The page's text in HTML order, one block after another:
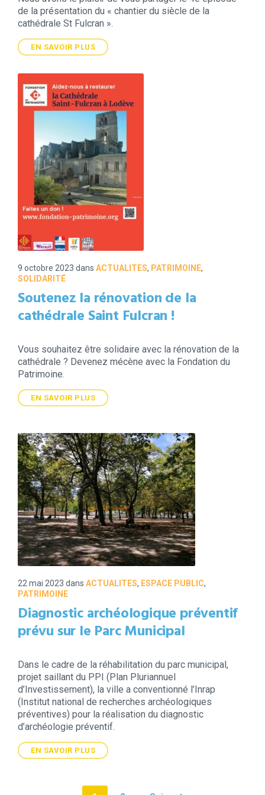
de la présentation du « chantier du siècle de la
cathédrale St Fulcran ».
EN SAVOIR PLUS
9 octobre 2023 dans ACTUALITES, PATRIMOINE,
SOLIDARITÉ
Soutenez la rénovation de la
cathédrale Saint Fulcran !
Vous souhaitez être solidaire avec la rénovation de la
cathédrale ? Devenez mécène avec la Fondation du
Patrimoine.
EN SAVOIR PLUS
22 mai 2023 dans ACTUALITES, ESPACE PUBLIC,
PATRIMOINE
Diagnostic archéologique préventif
prévu sur le Parc Municipal
Dans le cadre de la réhabilitation du parc municipal,
projet saillant du PPI (Plan Pluriannuel
d’Investissement), la ville a conventionné l’Inrap
(Institut national de recherches archéologiques
préventives) pour la réalisation du diagnostic
d’archéologie préventif.
EN SAVOIR PLUS